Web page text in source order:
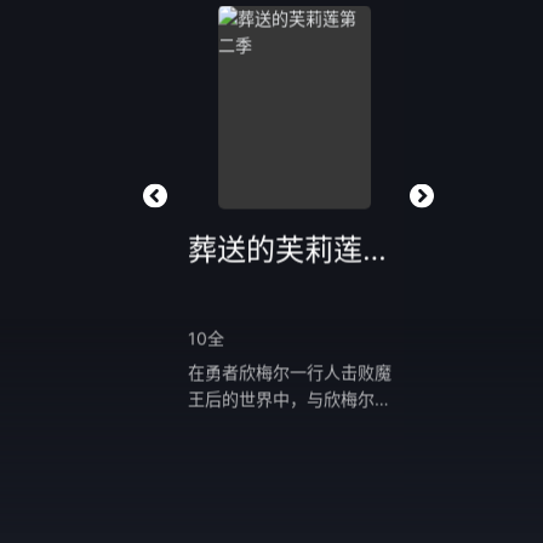
葬送的芙莉莲第二季
10全
在勇者欣梅尔一行人击败魔
王后的世界中，与欣梅尔等